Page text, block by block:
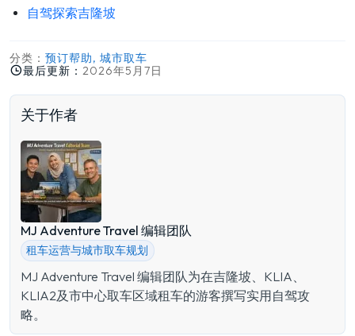
自驾探索吉隆坡
分类： 预订帮助, 城市取车
最后更新： 2026年5月7日
关于作者
MJ Adventure Travel 编辑团队
租车运营与城市取车规划
MJ Adventure Travel 编辑团队为在吉隆坡、KLIA、
KLIA2及市中心取车区域租车的游客撰写实用自驾攻
略。